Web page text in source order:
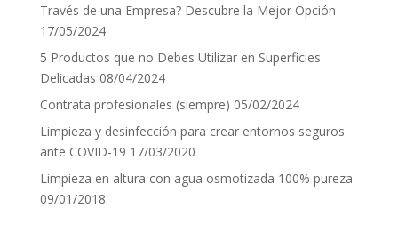
Través de una Empresa? Descubre la Mejor Opción
17/05/2024
5 Productos que no Debes Utilizar en Superficies
Delicadas 08/04/2024
Contrata profesionales (siempre) 05/02/2024
Limpieza y desinfección para crear entornos seguros
ante COVID-19 17/03/2020
Limpieza en altura con agua osmotizada 100% pureza
09/01/2018